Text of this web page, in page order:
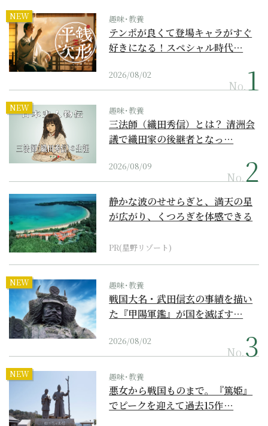
NEW 趣味･教養
テンポが良くて登場キャラがすぐ
好きになる！スペシャル時代…
2026/08/02
No.
NEW 趣味･教養
三法師（織田秀信）とは？ 清洲会
議で織田家の後継者となっ…
2026/08/09
No.
静かな波のせせらぎと、満天の星
が広がり、くつろぎを体感できる
PR(星野リゾート)
NEW 趣味･教養
戦国大名・武田信玄の事績を描い
た『甲陽軍鑑』が国を滅ぼす…
2026/08/02
No.
NEW 趣味･教養
悪女から戦国ものまで。『篤姫』
でピークを迎えて過去15作…